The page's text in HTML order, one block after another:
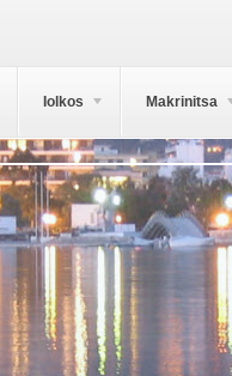
Iolkos Makrinitsa